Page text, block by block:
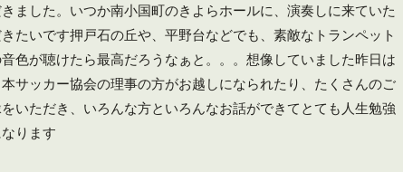
きました。いつか南小国町のきよらホールに、演奏しに来ていた
きたいです押戸石の丘や、平野台などでも、素敵なトランペット
色が聴けたら最高だろうなぁと。。。想像していました昨日は
本サッカー協会の理事の方がお越しになられたり、たくさんのご
いただき、いろんな方といろんなお話ができてとても人生勉強
なります